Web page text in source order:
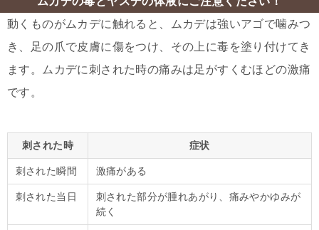
動くものがムカデに触れると、ムカデは強いアゴで噛みつ
き、足の爪で皮膚に傷をつけ、その上に毒を塗り付けてき
ます。ムカデに刺された時の痛みは足がすくむほどの激痛
です。
刺された時 症状
刺された瞬間 激痛がある
刺された当日
刺された部分が腫れあがり、痛みやかゆみが
続く